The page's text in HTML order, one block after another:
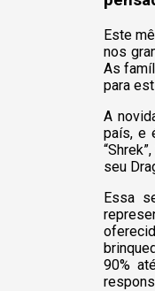
Este
nos
As
para
A
país, e
seu
Essa
90%